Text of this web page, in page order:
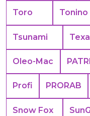
Toro
Tsunami
Oleo-Mac
Profi PRORAB
Snow Fox